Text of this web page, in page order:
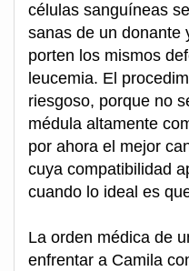
células sanguíneas
sanas de un donante
porten los mismos
leucemia. El
riesgoso, porque no
médula altamente
por ahora el mejor
cuya compatibilidad
cuando lo ideal es
La orden médica de
enfrentar a Camila